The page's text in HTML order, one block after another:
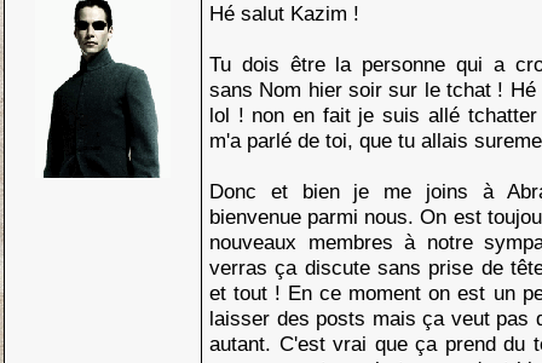
Hé salut Kazim !
Tu dois être la personne qui a
sans Nom hier soir sur le tchat !
lol ! non en fait je suis allé
m'a parlé de toi, que tu allais
Donc et bien je me joins à
bienvenue parmi nous. On est
nouveaux membres à notre
verras ça discute sans prise de
et tout ! En ce moment on est un
laisser des posts mais ça veut pas
autant. C'est vrai que ça prend du